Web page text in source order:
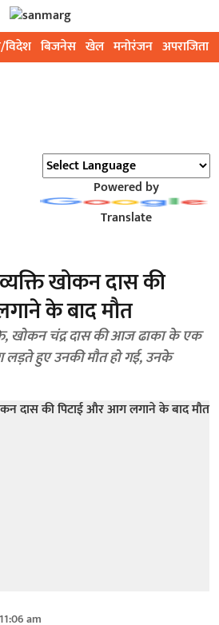
बिजनेस खेल मनोरंजन अपराजिता
Powered by
Translate
खोकन दास की
के बाद मौत
खोकन चंद्र दास की आज ढाका के एक
हुए उनकी मौत हो गई, उनके
am